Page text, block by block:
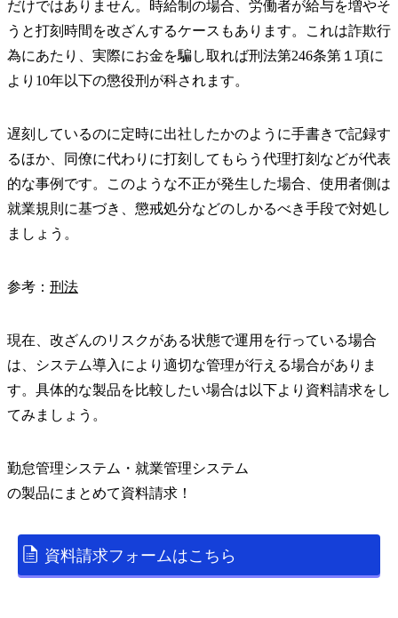
だけではありません。時給制の場合、労働者が給与を増やそ
うと打刻時間を改ざんするケースもあります。これは詐欺行
為にあたり、実際にお金を騙し取れば刑法第246条第１項に
より10年以下の懲役刑が科されます。
遅刻しているのに定時に出社したかのように手書きで記録す
るほか、同僚に代わりに打刻してもらう代理打刻などが代表
的な事例です。このような不正が発生した場合、使用者側は
就業規則に基づき、懲戒処分などのしかるべき手段で対処し
ましょう。
参考： 刑法
現在、改ざんのリスクがある状態で運用を行っている場合
は、システム導入により適切な管理が行える場合がありま
す。具体的な製品を比較したい場合は以下より資料請求をし
てみましょう。
勤怠管理システム・就業管理システム
の製品にまとめて資料請求！
資料請求フォームはこちら